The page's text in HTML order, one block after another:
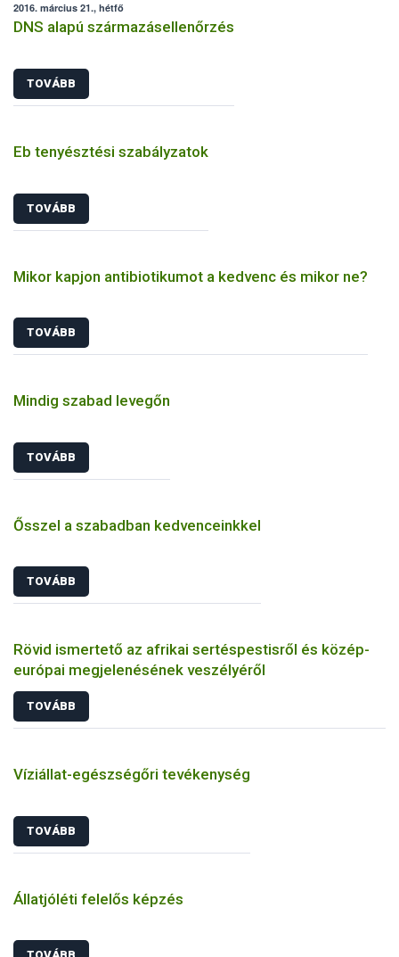
2016. március 21., hétfő
DNS alapú származásellenőrzés
TOVÁBB
Eb tenyésztési szabályzatok
TOVÁBB
Mikor kapjon antibiotikumot a kedvenc és mikor ne?
TOVÁBB
Mindig szabad levegőn
TOVÁBB
Ősszel a szabadban kedvenceinkkel
TOVÁBB
Rövid ismertető az afrikai sertéspestisről és közép-
európai megjelenésének veszélyéről
TOVÁBB
Víziállat-egészségőri tevékenység
TOVÁBB
Állatjóléti felelős képzés